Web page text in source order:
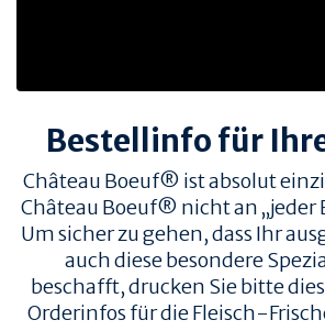
Bestellinfo für
Château Boeuf® ist absolut
Château Boeuf® nicht an „jeder
Um sicher zu gehen, dass Ihr
auch diese besondere
beschafft, drucken Sie bitte
Orderinfos für die Fleisch-